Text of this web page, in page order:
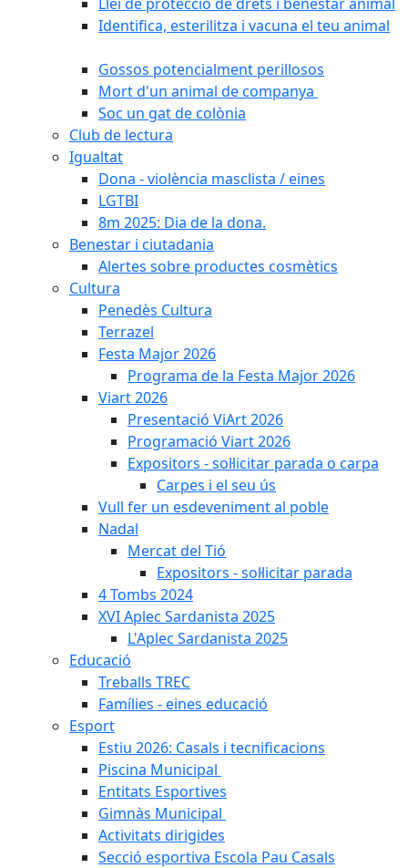
Identifica, esterilitza i vacuna el teu animal
Gossos potencialment perillosos
Mort d'un animal de companya
Soc un gat de colònia
Club de lectura
Igualtat
Dona - violència masclista / eines
LGTBI
8m 2025: Dia de la dona.
Benestar i ciutadania
Alertes sobre productes cosmètics
Cultura
Penedès Cultura
Terrazel
Festa Major 2026
Programa de la Festa Major 2026
Viart 2026
Presentació ViArt 2026
Programació Viart 2026
Expositors - sol·licitar parada o carpa
Carpes i el seu ús
Vull fer un esdeveniment al poble
Nadal
Mercat del Tió
Expositors - sol·licitar parada
4 Tombs 2024
XVI Aplec Sardanista 2025
L'Aplec Sardanista 2025
Educació
Treballs TREC
Famílies - eines educació
Esport
Estiu 2026: Casals i tecnificacions
Piscina Municipal
Entitats Esportives
Gimnàs Municipal
Activitats dirigides
Secció esportiva Escola Pau Casals